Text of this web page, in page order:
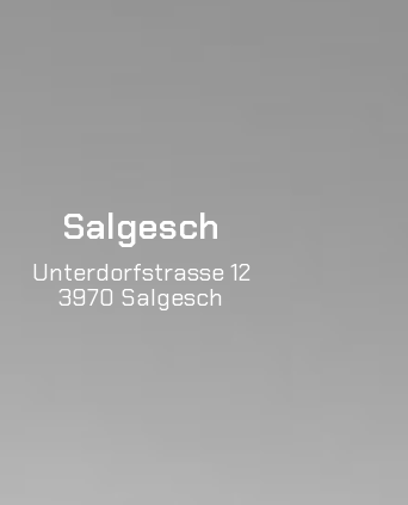
Salgesch
Unterdorfstrasse 12
3970 Salgesch